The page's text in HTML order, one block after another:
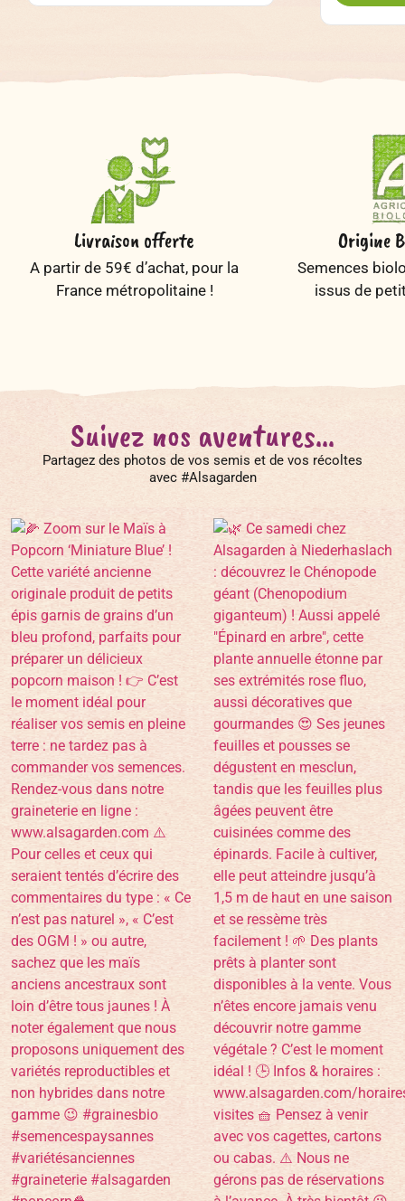
Livraison offerte
A partir de 59€ d’achat, pour la
France métropolitaine !
Origine
Semences
issus de
Suivez nos aventures...
Partagez des photos de vos semis et de vos récoltes
avec #Alsagarden